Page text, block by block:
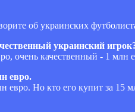
об украинских
украинский
очень качественный - 1 млн
евро.
евро. Но кто его купит за 15